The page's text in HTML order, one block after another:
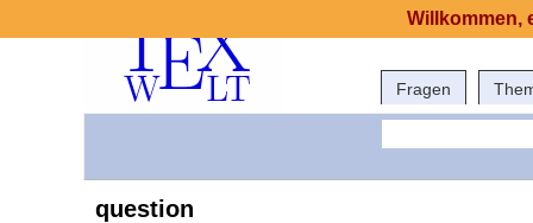
Fragen
question
Willkommen,